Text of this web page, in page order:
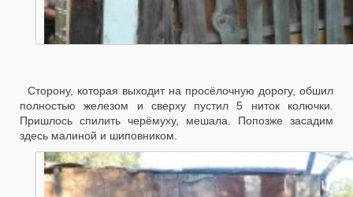
Сторону, которая выходит на просёлочную дорогу, обшил
полностью железом и сверху пустил 5 ниток колючки.
Пришлось спилить черёмуху, мешала. Попозже засадим
здесь малиной и шиповником.